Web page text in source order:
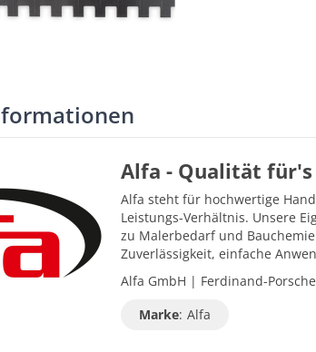
Alfa - Qualität
Alfa steht für hochwertige
Leistungs-Verhältnis. Unsere
zu Malerbedarf und
Zuverlässigkeit, einfache
Alfa GmbH | Ferdinand-
Marke: Alfa